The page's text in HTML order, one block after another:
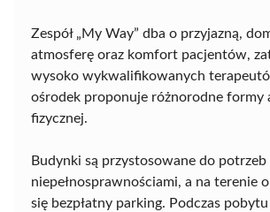
Zespół „My Way” dba o przyjazną,
atmosferę oraz komfort pacjentów,
wysoko wykwalifikowanych
ośrodek proponuje różnorodne formy
fizycznej.
Budynki są przystosowane do potrzeb
niepełnosprawnościami, a na terenie
się bezpłatny parking. Podczas